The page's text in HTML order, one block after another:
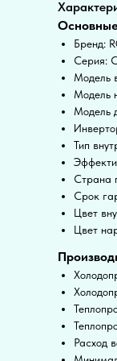
Бренд:
Серия:
Модель
Модель
Модель
Тип
Страна
Срок
Цвет
Цвет
Расход